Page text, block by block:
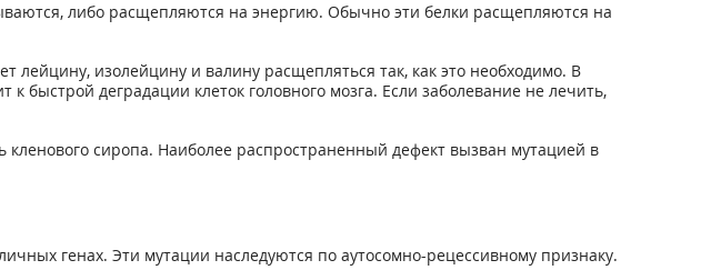
либо расщепляются на энергию. Обычно эти белки расщепляются на
изолейцину и валину расщепляться так, как это необходимо. В
быстрой деградации клеток головного мозга. Если заболевание не лечить,
сиропа. Наиболее распространенный дефект вызван мутацией в
генах. Эти мутации наследуются по аутосомно-рецессивному признаку.